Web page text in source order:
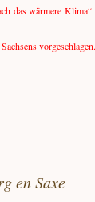
das wärmere
en Saxe